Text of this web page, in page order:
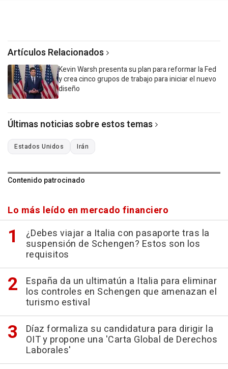
Artículos Relacionados
Kevin Warsh presenta su plan para reformar la Fed
y crea cinco grupos de trabajo para iniciar el nuevo
diseño
Últimas noticias sobre estos temas
Estados Unidos Irán
Contenido patrocinado
Lo más leído en mercado financiero
¿Debes viajar a Italia con pasaporte tras la
suspensión de Schengen? Estos son los
requisitos
España da un ultimatún a Italia para eliminar
los controles en Schengen que amenazan el
turismo estival
Díaz formaliza su candidatura para dirigir la
OIT y propone una 'Carta Global de Derechos
Laborales'